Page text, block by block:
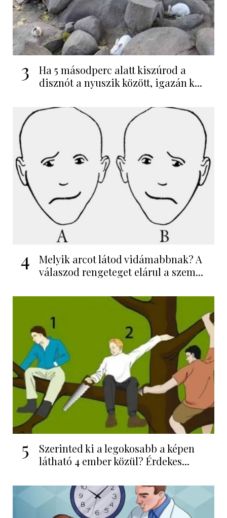
3
Ha 5 másodperc alatt kiszúrod a
disznót a nyuszik között, igazán k...
4
Melyik arcot látod vidámabbnak? A
válaszod rengeteget elárul a szem...
5
Szerinted ki a legokosabb a képen
látható 4 ember közül? Érdekes...